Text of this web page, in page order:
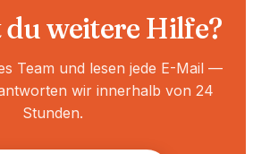
weitere Hilfe?
Team und lesen jede E-Mail —
wir innerhalb von 24
Stunden.